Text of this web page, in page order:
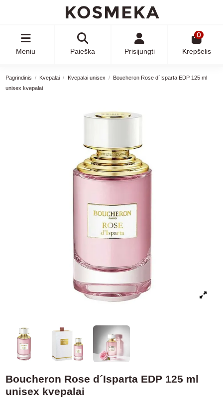
Meniu Paieška Prisijungti
0
Krepšelis
Pagrindinis Kvepalai Kvepalai unisex
Boucheron Rose d´Isparta EDP 125 ml
unisex kvepalai
Boucheron Rose d´Isparta EDP 125 ml
unisex kvepalai